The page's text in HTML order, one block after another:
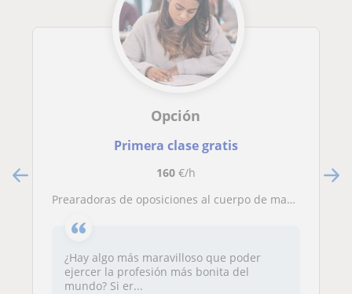
Opción
Primera clase gratis
160€/h
Prearadoras de oposiciones al cuerpo de maestros. Especialidades de inglés, infantil y primaria
¿Hay algo más maravilloso que poder
ejercer la profesión más bonita del
mundo? Si er...